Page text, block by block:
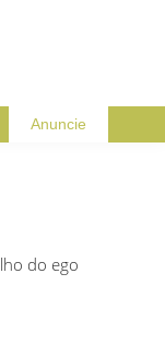
Anuncie